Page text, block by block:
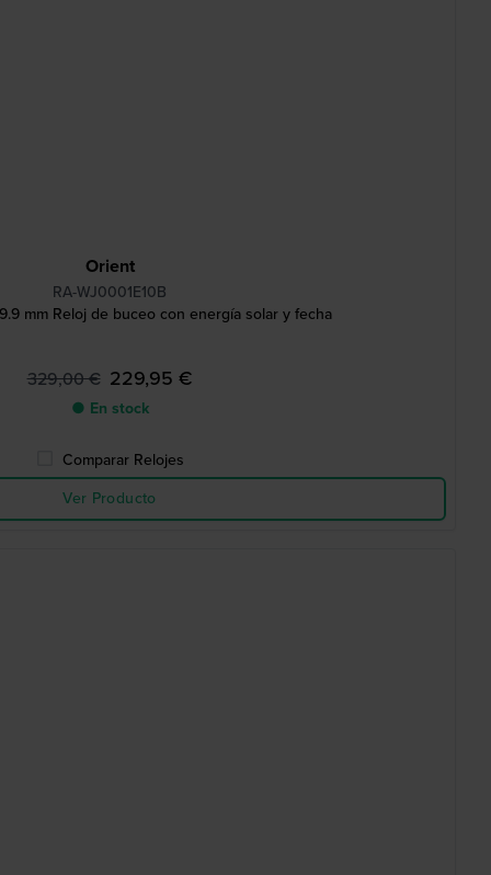
Orient
RA-WJ0001E10B
mm Reloj de buceo con energía solar y fecha
329,00 € 229,95 €
● En stock
Comparar Relojes
Ver Producto